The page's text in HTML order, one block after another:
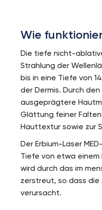
Wie
Die tiefe nicht-
Strahlung der
bis in eine Tiefe von
der Dermis. Durch
ausgeprägtere
Glättung feiner
Hauttextur sowie zur
Der Erbium-Laser
Tiefe von etwa einem
wird durch das im
zerstreut, so dass die
verursacht.